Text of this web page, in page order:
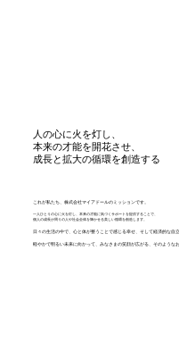
人の心に火を灯し、
本来の才能を開花させ、
成長と拡大の循環を創造する
これが私たち、株式会社マイアドールのミッションです。
一人ひとりの心に火を灯し、本来の才能に気づくサポートを提供することで、
個人の成長が周りの人や社会全体を輝かせる美しい循環を創造します。
日々の生活の中で、心と体が整うことで感じる幸せ、そして経済的な自
軽やかで明るい未来に向かって、みなさまの笑顔が広がる、そのような